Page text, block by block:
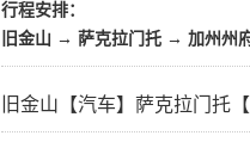
行程安排：
旧金山 → 萨克拉门托 → 加州州
旧金山【汽车】萨克拉门托